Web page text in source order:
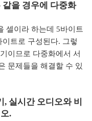
을 경우에 다중화
셀이라 하는데 5바이트
이트로 구성된다. 그렇
이므로 다중화에서 서
문제들을 해결할 수 있
, 실시간 오디오와 비
.